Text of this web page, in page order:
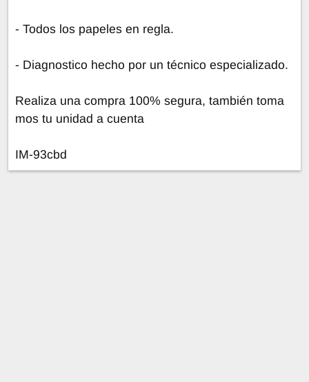
- Todos los papeles en regla.
- Diagnostico hecho por un técnico especializado.
Realiza una compra 100% segura, también toma
mos tu unidad a cuenta
IM-93cbd